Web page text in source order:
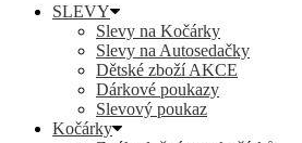
SLEVY
Slevy na Kočárky
Slevy na Autosedačky
Dětské zboží AKCE
Dárkové poukazy
Slevový poukaz
Kočárky